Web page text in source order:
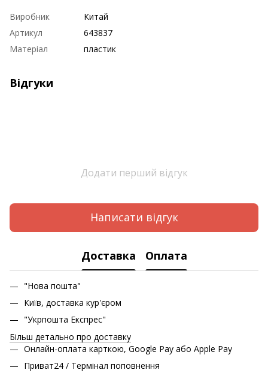
Виробник
Китай
Артикул
643837
Матеріал
пластик
Відгуки
Додати перший відгук
Написати відгук
Доставка Оплата
"Нова пошта"
Київ, доставка кур'єром
"Укрпошта Експрес"
Більш детально про доставку
Онлайн-оплата карткою, Google Pay або Apple Pay
Приват24 / Термінал поповнення